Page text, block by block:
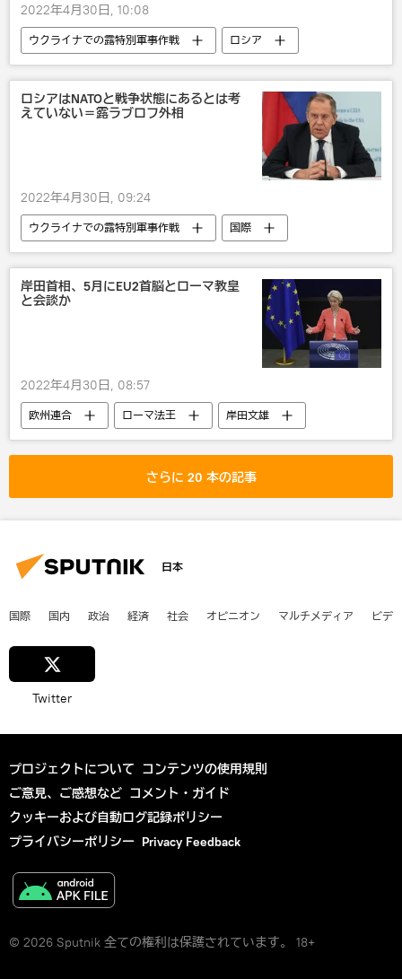
2022年4月30日, 10:08
ウクライナでの露特別軍事作戦
ロシア
米国防総省・ペンタゴン
米国
ロシアはNATOと戦争状態にあるとは考
えていない＝露ラブロフ外相
2022年4月30日, 09:24
ウクライナでの露特別軍事作戦
国際
ロシア
NATO セルゲイ・ラブロフ
岸田首相、5月にEU2首脳とローマ教皇
と会談か
2022年4月30日, 08:57
欧州連合 ローマ法王
岸田文雄
国際
さらに 20 本の記事
日本
国際 国内 政治 経済 社会 オピニオン マルチメディア ビデ
Twitter
プロジェクトについて コンテンツの使用規則
ご意見、ご感想など コメント・ガイド
クッキーおよび自動ログ記録ポリシー
プライバシーポリシー Privacy Feedback
© 2026 Sputnik 全ての権利は保護されています。 18+